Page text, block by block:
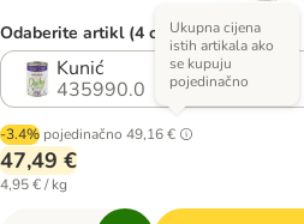
Odaberite artikl (4 opcija)
Kunić
435990.0
-3.4% pojedinačno 49,16 €
Ukupna cijena
istih artikala ako
se kupuju
pojedinačno
47,49 €
4,95 € / kg